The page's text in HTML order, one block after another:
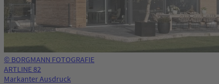
© BORGMANN FOTOGRAFIE
ARTLINE 82
Markanter Ausdruck